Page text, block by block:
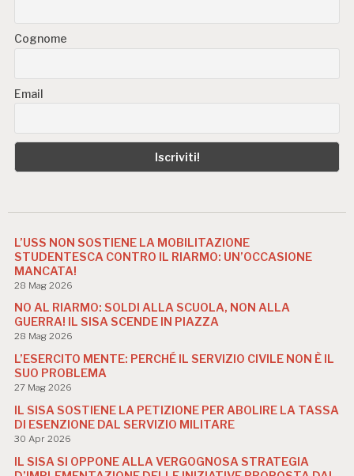
Cognome
Email
L’USS NON SOSTIENE LA MOBILITAZIONE
STUDENTESCA CONTRO IL RIARMO: UN’OCCASIONE
MANCATA!
28 Mag 2026
NO AL RIARMO: SOLDI ALLA SCUOLA, NON ALLA
GUERRA! IL SISA SCENDE IN PIAZZA
28 Mag 2026
L’ESERCITO MENTE: PERCHÉ IL SERVIZIO CIVILE NON È IL
SUO PROBLEMA
27 Mag 2026
IL SISA SOSTIENE LA PETIZIONE PER ABOLIRE LA TASSA
DI ESENZIONE DAL SERVIZIO MILITARE
30 Apr 2026
IL SISA SI OPPONE ALLA VERGOGNOSA STRATEGIA